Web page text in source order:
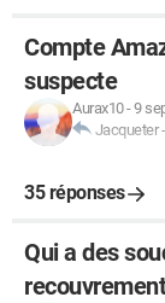
Compte
suspecte
Aurax10-9
Jacqueter-
35 réponses
Qui a des
recouvrement